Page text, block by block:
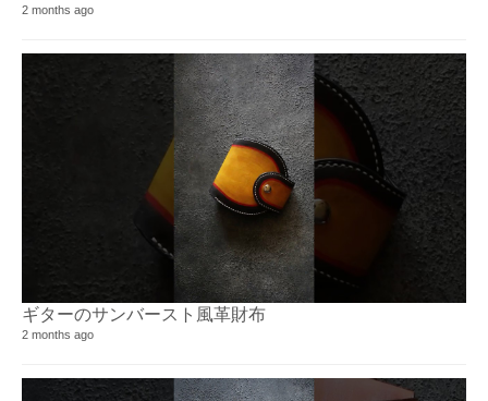
2 months ago
ギターのサンバースト風革財布⁡
2 months ago